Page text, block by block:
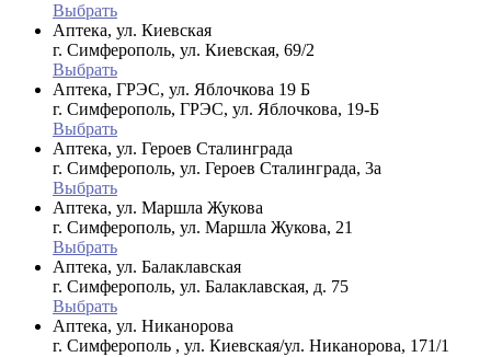
Выбрать
Аптека, ул. Киевская
г. Симферополь, ул. Киевская, 69/2
Выбрать
Аптека, ГРЭС, ул. Яблочкова 19 Б
г. Симферополь, ГРЭС, ул. Яблочкова, 19-Б
Выбрать
Аптека, ул. Героев Сталинграда
г. Симферополь, ул. Героев Сталинграда, 3а
Выбрать
Аптека, ул. Маршла Жукова
г. Симферополь, ул. Маршла Жукова, 21
Выбрать
Аптека, ул. Балаклавская
г. Симферополь, ул. Балаклавская, д. 75
Выбрать
Аптека, ул. Никанорова
г. Симферополь , ул. Киевская/ул. Никанорова, 171/1